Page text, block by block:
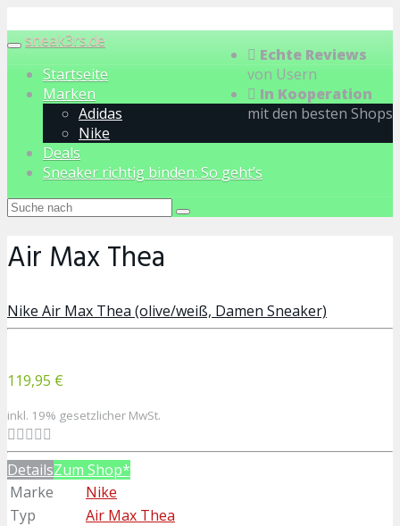
to
content
Echte Reviews
von Usern
In Kooperation
mit den besten Shops
Toggle
sneak3rs.de
Startseite
Marken
Adidas
Nike
Deals
Sneaker richtig binden: So geht’s
Air Max Thea
Nike Air Max Thea (olive/weiß, Damen Sneaker)
119,95 €
inkl. 19% gesetzlicher MwSt.
DetailsZum Shop*
Marke
Nike
Typ
Air Max Thea